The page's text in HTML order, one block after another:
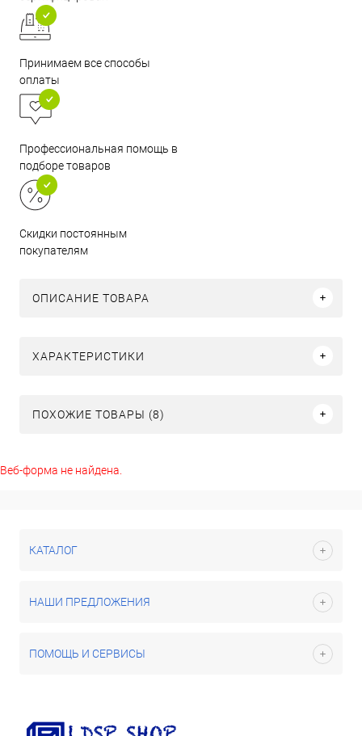
Принимаем все способы
оплаты
Профессиональная помощь в
подборе товаров
Скидки постоянным
покупателям
ОПИСАНИЕ ТОВАРА
ХАРАКТЕРИСТИКИ
ПОХОЖИЕ ТОВАРЫ (8)
Веб-форма не найдена.
КАТАЛОГ
НАШИ ПРЕДЛОЖЕНИЯ
ПОМОЩЬ И СЕРВИСЫ